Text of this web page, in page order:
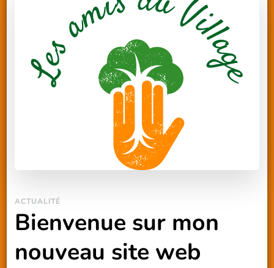
ACTUALITÉ
Bienvenue sur mon
nouveau site web